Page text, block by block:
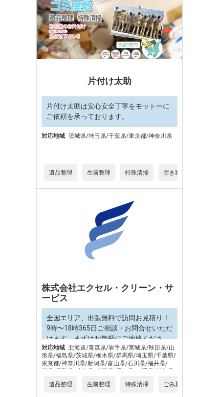
片付け太助
片付け太助は安心安全丁寧をモットーに
ご依頼を承っております。
対応地域 茨城県/埼玉県/千葉県/東京都/神奈川県
遺品整理 生前整理 特殊清掃 空き家片付け
株式会社エクセル・クリーン・サ
ービス
全国エリア、出張無料で訪問お見積り！
9時〜18時365日ご相談・お問合せいただ
けます。まずはお気軽にご連絡くださ
い。
対応地域
形県/福島県/茨城県/栃木県/群馬県/埼玉県/千葉県/
東京都/神奈川県/新潟県/富山県/石川県/福井県/山
根県/岡山県/広島県/山口県/徳島県/香川県/愛媛県/
遺品整理 生前整理 特殊清掃 ごみ屋敷片づけ